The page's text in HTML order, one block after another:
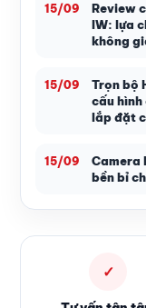
15/09
Review
IW: lựa
không
15/09
Trọn bộ
cấu hình
lắp đặt
15/09
Camera
bền bỉ
✓